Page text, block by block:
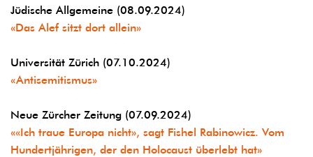
Jüdische Allgemeine (08.09.2024)
«Das Alef sitzt dort allein»
Universität Zürich (07.10.2024)
«Antisemitismus»
Neue Zürcher Zeitung (07.09.2024)
««Ich traue Europa nicht», sagt Fishel Rabinowicz. Vom
Hundertjährigen, der den Holocaust überlebt hat»